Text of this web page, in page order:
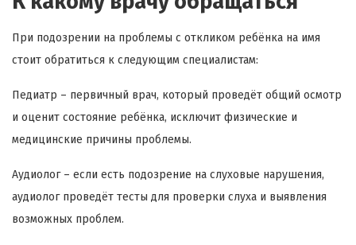
При подозрении на проблемы с откликом ребёнка на имя
стоит обратиться к следующим специалистам:
Педиатр – первичный врач, который проведёт общий осмотр
и оценит состояние ребёнка, исключит физические и
медицинские причины проблемы.
Аудиолог – если есть подозрение на слуховые нарушения,
аудиолог проведёт тесты для проверки слуха и выявления
возможных проблем.